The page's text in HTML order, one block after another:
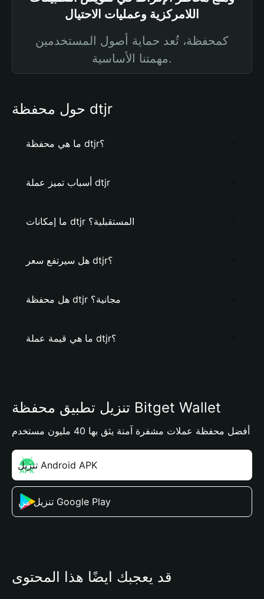
اللامركزية وعمليات الاحتيال
كمحفظة، تُعد حماية أصول المستخدمين
مهمتنا الأساسية.
حول محفظة dtjr
ما هي محفظة dtjr؟
أسباب تميز عملة dtjr
ما إمكانات dtjr المستقبلية؟
هل سيرتفع سعر dtjr؟
هل محفظة dtjr مجانية؟
ما هي قيمة عملة dtjr؟
تنزيل تطبيق محفظة Bitget Wallet
أفضل محفظة عملات مشفرة آمنة يثق بها 40 مليون مستخدم
تنزيل Android APK
تنزيل من Google Play
قد يعجبك أيضًا هذا المحتوى